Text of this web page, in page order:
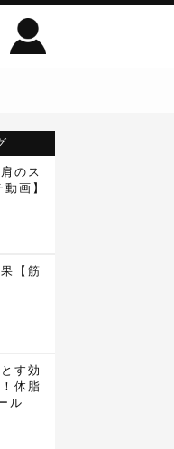
のス
画】
【筋
す効
体脂
ル